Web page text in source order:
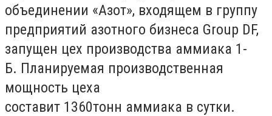
объединении «Азот», входящем в группу
предприятий азотного бизнеса Group DF,
запущен цех производства аммиака 1-
Б. Планируемая производственная
мощность цеха
составит 1360тонн аммиака в сутки.